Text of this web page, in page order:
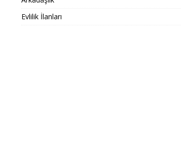
Evlilik İlanları